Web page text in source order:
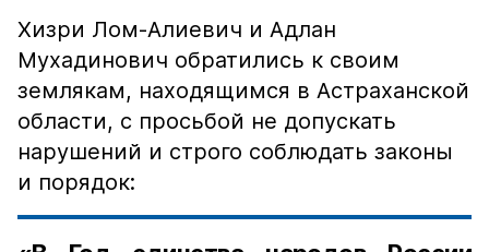
Хизри Лом-Алиевич и Адлан
Мухадинович обратились к своим
землякам, находящимся в Астраханской
области, с просьбой не допускать
нарушений и строго соблюдать законы
и порядок: